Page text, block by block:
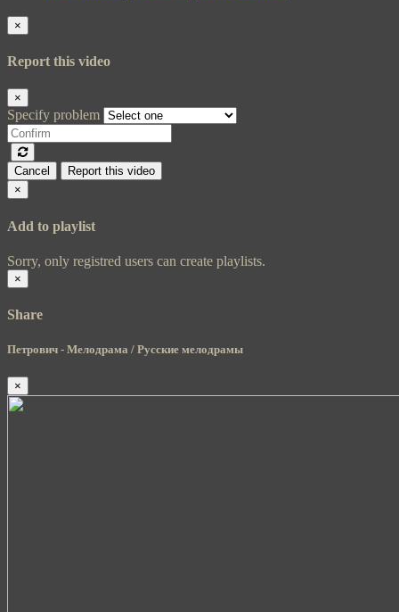
×
Report this video
×
Specify problem
Cancel
Report this video
×
Add to playlist
Sorry, only registred users can create playlists.
×
Share
Петрович - Мелодрама / Русские мелодрамы
×